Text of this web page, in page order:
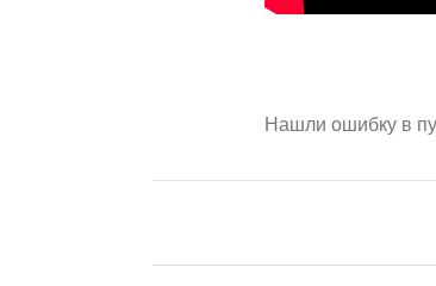
Нашли ошибку в